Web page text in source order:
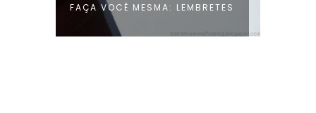
FAÇA VOCÊ MESMA: LEMBRETES